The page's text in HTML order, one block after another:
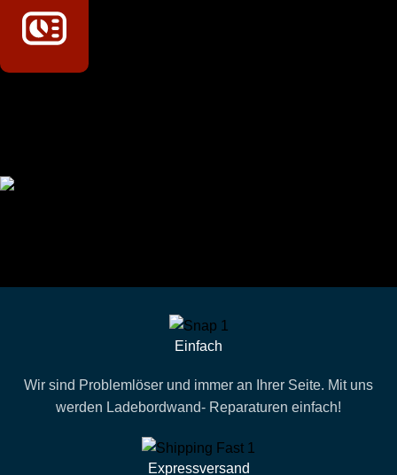
Einfach
Wir sind Problemlöser und immer an Ihrer Seite. Mit uns
werden Ladebordwand- Reparaturen einfach!
Expressversand